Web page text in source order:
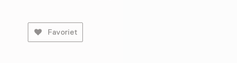
Favoriet